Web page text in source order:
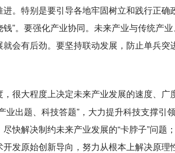
。特别是要引导各地牢固树立和践行正确
”。要强化产业协同。未来产业与传统产
会有后劲。要坚持联动发展，防止单兵突
很大程度上决定未来产业发展的速度、广
出题、科技答题”，大力提升科技支撑引
快解决制约未来产业发展的“卡脖子”问题
发原始创新导向，努力从根本上解决原理